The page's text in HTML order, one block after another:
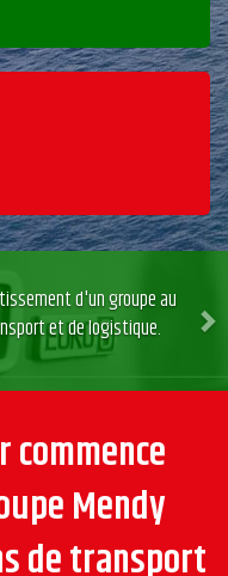
d'un groupe au
et de logistique.
Mendy
de transport